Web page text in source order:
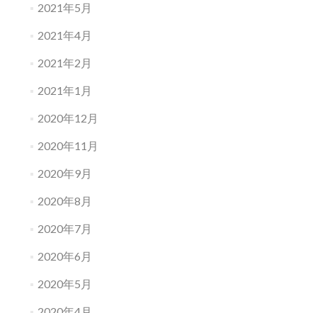
2021年5月
2021年4月
2021年2月
2021年1月
2020年12月
2020年11月
2020年9月
2020年8月
2020年7月
2020年6月
2020年5月